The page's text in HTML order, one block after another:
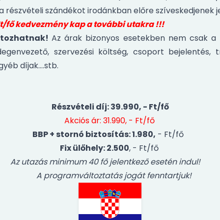
részvételi szándékot irodánkban előre szíveskedjenek
fő kedvezmény kap a további utakra !!!
Az árak bizonyos esetekben nem csak
szervezési költség, csoport bejelentés,
díjak….stb.
Részvételi díj: 39.990, - Ft/fő
Akciós ár: 31.990, - Ft/fő
BBP + stornó biztosítás: 1.980, - Ft/fő
Fix ülőhely: 2.500, - Ft/fő
Az utazás minimum 40 fő jelentkező esetén indul!
A programváltoztatás jogát fenntartjuk!